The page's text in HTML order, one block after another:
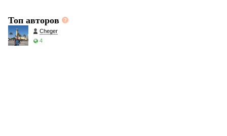
Топ авторов
Cheger
4